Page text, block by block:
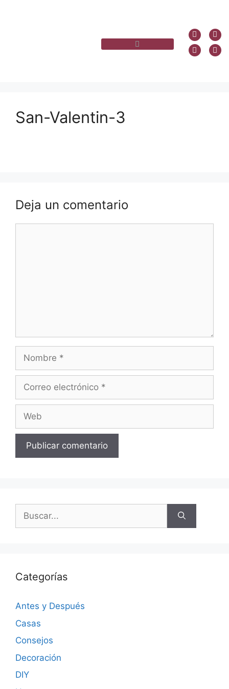
San-Valentin-3
Deja un comentario
Categorías
Antes y Después
Casas
Consejos
Decoración
DIY